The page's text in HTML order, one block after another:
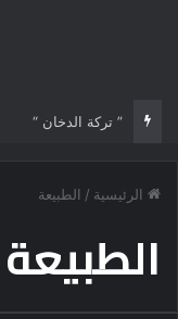
” تركة الدخان “
الرئيسية / الطبيعة
الطبيعة